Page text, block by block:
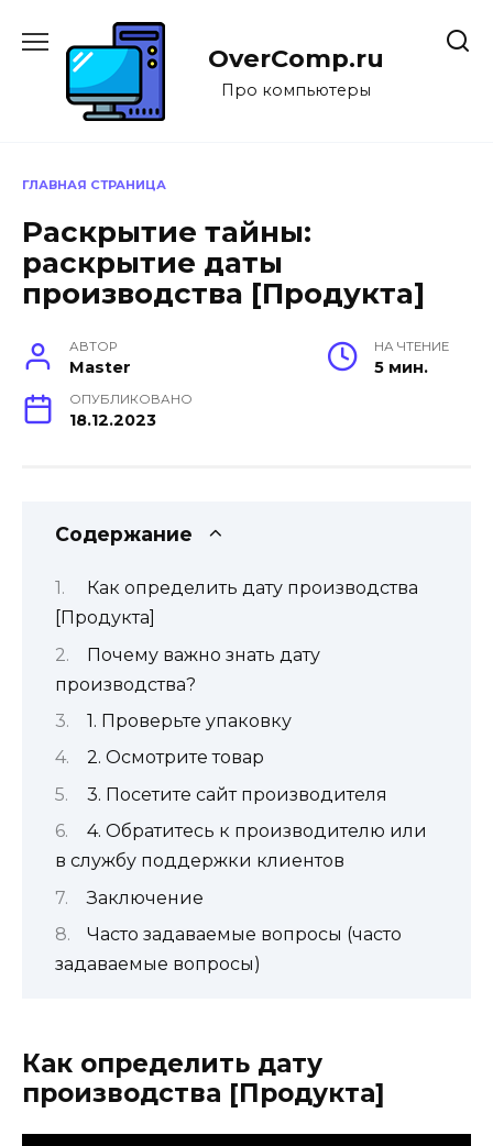
содержанию
OverComp.ru
Про компьютеры
ГЛАВНАЯ СТРАНИЦА
Раскрытие тайны:
раскрытие даты
производства [Продукта]
АВТОР
Master
НА ЧТЕНИЕ
5 мин.
ОПУБЛИКОВАНО
18.12.2023
Содержание
Как определить дату производства
[Продукта]
Почему важно знать дату
производства?
1. Проверьте упаковку
2. Осмотрите товар
3. Посетите сайт производителя
4. Обратитесь к производителю или
в службу поддержки клиентов
Заключение
Часто задаваемые вопросы (часто
задаваемые вопросы)
Как определить дату
производства [Продукта]